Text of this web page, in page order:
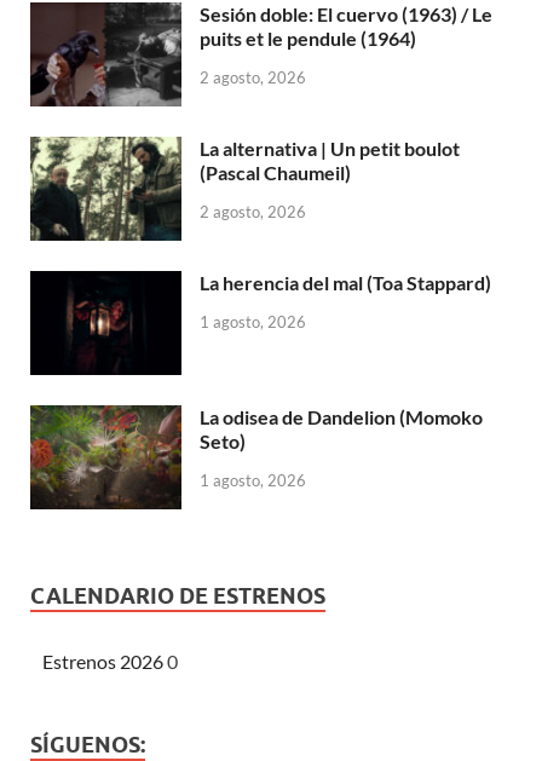
Sesión doble: El cuervo (1963) / Le
puits et le pendule (1964)
2 agosto, 2026
La alternativa | Un petit boulot
(Pascal Chaumeil)
2 agosto, 2026
La herencia del mal (Toa Stappard)
1 agosto, 2026
La odisea de Dandelion (Momoko
Seto)
1 agosto, 2026
CALENDARIO DE ESTRENOS
Estrenos 20260
SÍGUENOS: